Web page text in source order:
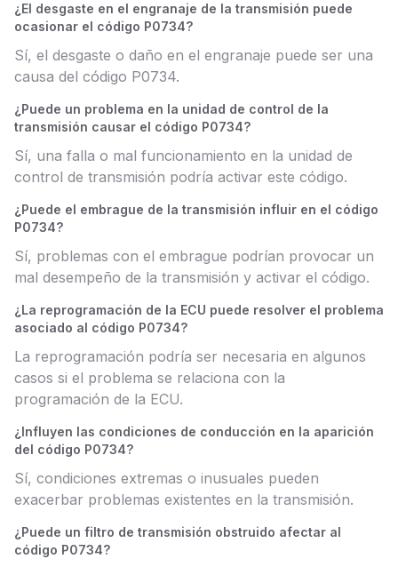
¿El desgaste en el engranaje de la transmisión puede
ocasionar el código P0734?
Sí, el desgaste o daño en el engranaje puede ser una
causa del código P0734.
¿Puede un problema en la unidad de control de la
transmisión causar el código P0734?
Sí, una falla o mal funcionamiento en la unidad de
control de transmisión podría activar este código.
¿Puede el embrague de la transmisión influir en el código
P0734?
Sí, problemas con el embrague podrían provocar un
mal desempeño de la transmisión y activar el código.
¿La reprogramación de la ECU puede resolver el problema
asociado al código P0734?
La reprogramación podría ser necesaria en algunos
casos si el problema se relaciona con la
programación de la ECU.
¿Influyen las condiciones de conducción en la aparición
del código P0734?
Sí, condiciones extremas o inusuales pueden
exacerbar problemas existentes en la transmisión.
¿Puede un filtro de transmisión obstruido afectar al
código P0734?